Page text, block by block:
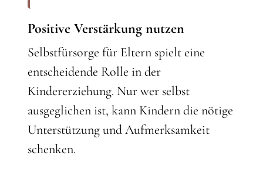
Positive Verstärkung nutzen
Selbstfürsorge für Eltern spielt eine
entscheidende Rolle in der
Kindererziehung. Nur wer selbst
ausgeglichen ist, kann Kindern die nötige
Unterstützung und Aufmerksamkeit
schenken.